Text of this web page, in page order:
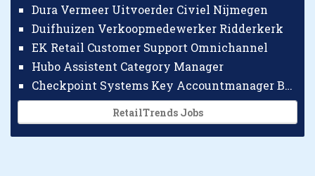
Dura Vermeer Uitvoerder Civiel Nijmegen
Duifhuizen Verkoopmedewerker Ridderkerk
EK Retail Customer Support Omnichannel
Hubo Assistent Category Manager
Checkpoint Systems Key Accountmanager Benelux
RetailTrends Jobs